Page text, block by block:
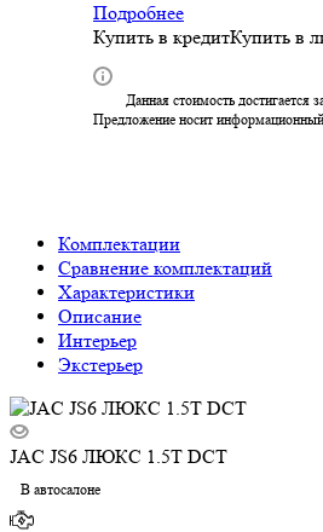
Подробнее
Купить в кредитКупить в
Данная стоимость достигается
Предложение носит
Комплектации
Сравнение комплектаций
Характеристики
Описание
Интерьер
Экстерьер
JAC JS6 ЛЮКС 1.5T DCT
В автосалоне